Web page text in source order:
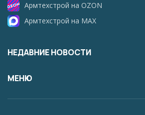
Армтехстрой на OZON
Армтехстрой на MAX
НЕДАВНИЕ НОВОСТИ
МЕНЮ